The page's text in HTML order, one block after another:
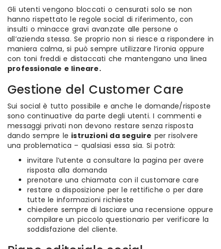
Gli utenti vengono bloccati o censurati solo se non
hanno rispettato le regole social di riferimento, con
insulti o minacce gravi avanzate alle persone o
all’azienda stessa. Se proprio non si riesce a rispondere in
maniera calma, si può sempre utilizzare l’ironia oppure
con toni freddi e distaccati che mantengano una linea
professionale e lineare.
Gestione del Customer Care
Sui social è tutto possibile e anche le domande/risposte
sono continuative da parte degli utenti. I commenti e
messaggi privati non devono restare senza risposta
dando sempre le istruzioni da seguire per risolvere
una problematica – qualsiasi essa sia. Si potrà:
invitare l’utente a consultare la pagina per avere
risposta alla domanda
prenotare una chiamata con il customare care
restare a disposizione per le rettifiche o per dare
tutte le informazioni richieste
chiedere sempre di lasciare una recensione oppure
compilare un piccolo questionario per verificare la
soddisfazione del cliente.